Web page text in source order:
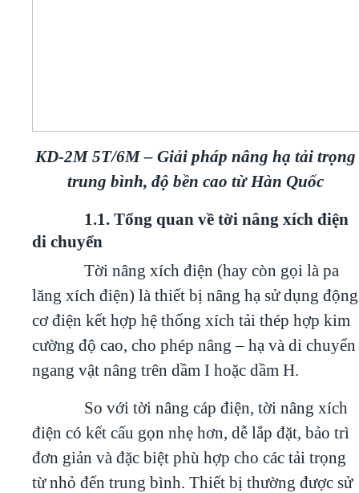
KD-2M 5T/6M – Giải pháp nâng hạ tải trọng
trung bình, độ bền cao từ Hàn Quốc
1.1. Tổng quan về tời nâng xích điện
di chuyển
Tời nâng xích điện (hay còn gọi là pa
lăng xích điện) là thiết bị nâng hạ sử dụng động
cơ điện kết hợp hệ thống xích tải thép hợp kim
cường độ cao, cho phép nâng – hạ và di chuyển
ngang vật nâng trên dầm I hoặc dầm H.
So với tời nâng cáp điện, tời nâng xích
điện có kết cấu gọn nhẹ hơn, dễ lắp đặt, bảo trì
đơn giản và đặc biệt phù hợp cho các tải trọng
từ nhỏ đến trung bình. Thiết bị thường được sử